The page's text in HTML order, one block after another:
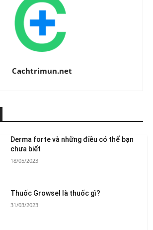
Cachtrimun.net
Derma forte và những điều có thể bạn
chưa biết
18/05/2023
Thuốc Growsel là thuốc gì?
31/03/2023